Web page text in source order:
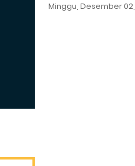
Minggu, Desember 02,